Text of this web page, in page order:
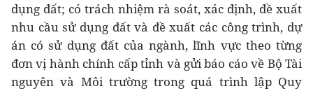
dụng đất; có trách nhiệm rà soát, xác định, đề xuất
nhu cầu sử dụng đất và đề xuất các công trình, dự
án có sử dụng đất của ngành, lĩnh vực theo từng
đơn vị hành chính cấp tỉnh và gửi báo cáo về Bộ Tài
nguyên và Môi trường trong quá trình lập Quy